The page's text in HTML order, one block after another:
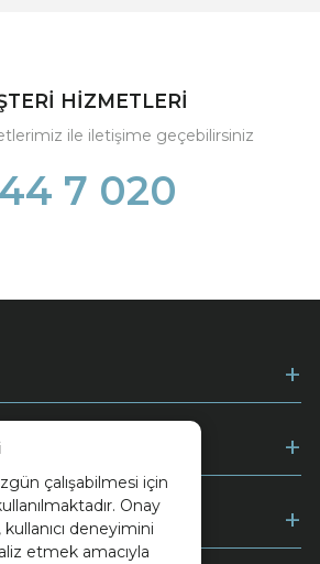
çalışabilmesi için
Onay
deneyimini
etmek amacıyla
HİZMETLERİ
ile iletişime geçebilirsiniz
7 020